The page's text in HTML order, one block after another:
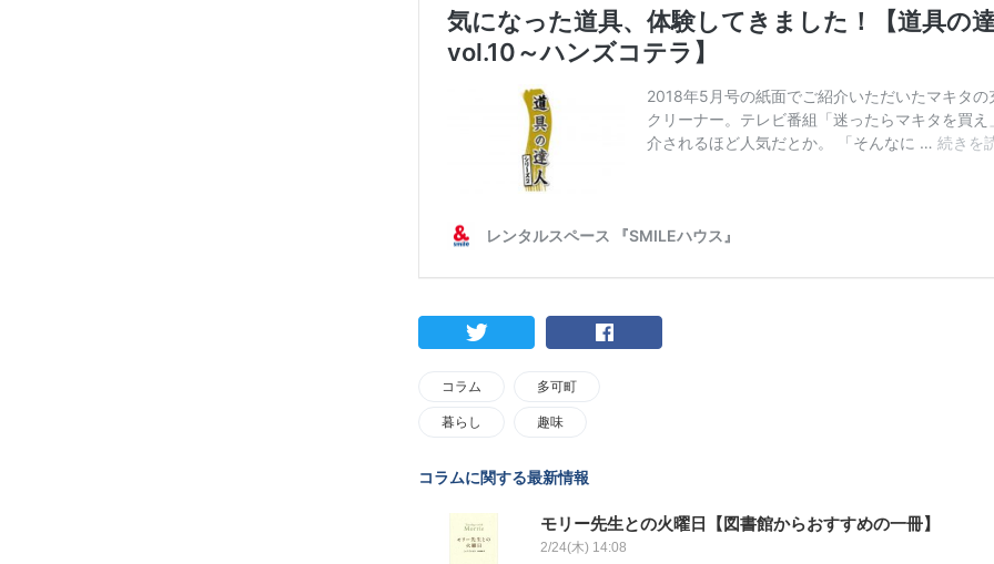
コラム 多可町
暮らし 趣味
コラムに関する最新情報
モリー先生との火曜日【図書館からおすすめの一冊】
2/24(木) 14:08